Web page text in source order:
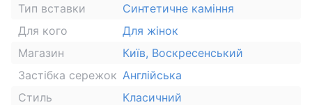
Тип вставки
Синтетичне каміння
Для кого
Для жінок
Магазин
Київ, Воскресенський
Застібка сережок Англійська
Стиль
Класичний